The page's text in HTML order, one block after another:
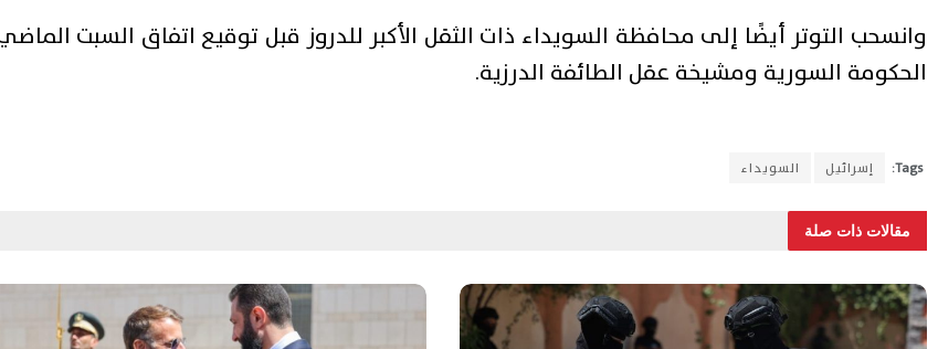
وانسحب التوتر أيضًا إلى محافظة السويداء ذات الثقل الأكبر للدروز قبل توقيع اتفاق السبت
الحكومة السورية ومشيخة عقل الطائفة الدرزية.
Tags: إسرائيل السويداء
مقالات ذات صلة